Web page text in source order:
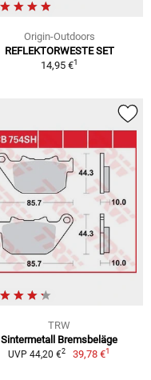
Origin-Outdoors
REFLEKTORWESTE SET
14,95 €1
TRW
Sintermetall Bremsbeläge
UVP 44,20 €2 39,78 €1